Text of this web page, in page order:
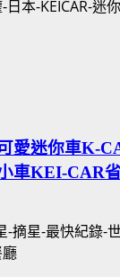
愛迷你車K-
車KEI-CAR